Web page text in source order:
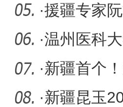
会议精神
·援疆专家
力以赴
·温州医科
主任戴琦
·新疆首个
标杆奖
·新疆昆玉